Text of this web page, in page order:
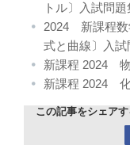
トル〕入試問題
2024 新課程数
式と曲線〕入試
新課程 2024
新課程 2024
この記事をシェア